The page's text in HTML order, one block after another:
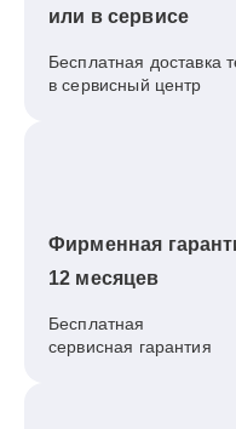
или в сервисе
Бесплатная доставка
в сервисный центр
Фирменная
12 месяцев
Бесплатная
сервисная гарантия